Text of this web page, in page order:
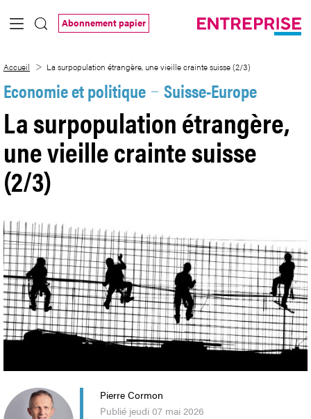
Saut au contenu principal
Abonnement papier
Accueil La surpopulation étrangère, une vieille crainte suisse (2/3)
Economie et politique Suisse-Europe
La surpopulation étrangère,
une vieille crainte suisse
(2/3)
Pierre Cormon
Publié jeudi 07 mai 2026